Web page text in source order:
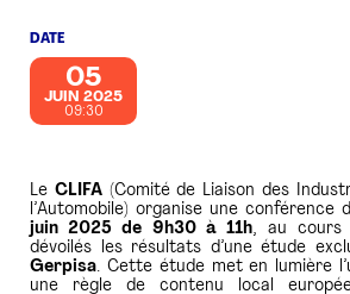
PRESSE
DATE
05
JUIN 2025
09:30
Le CLIFA(Comité de Liaison des
l’Automobile) organise une conférence
juin 2025 de 9h30 à 11h, au cours
dévoilés les résultats d’une étude
Gerpisa. Cette étude met en lumière
une règle de contenu local